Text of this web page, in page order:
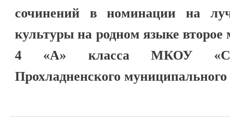
сочинений в номинации на
культуры на родном языке
4 «А» класса МКОУ
Прохладненского